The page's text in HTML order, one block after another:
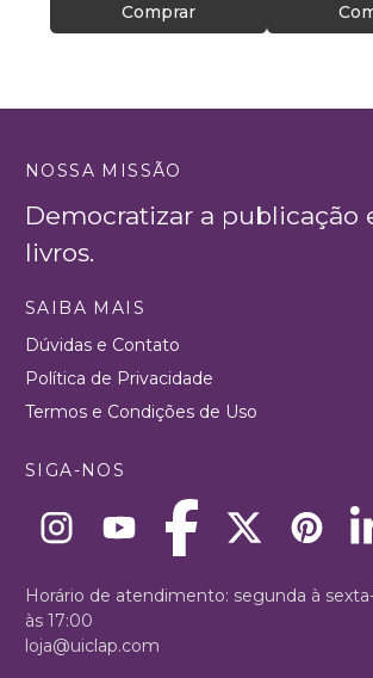
Comprar
NOSSA MISSÃO
Democratizar a publicação
livros.
SAIBA MAIS
Dúvidas e Contato
Política de Privacidade
Termos e Condições de Uso
SIGA-NOS
Horário de atendimento: segunda à
às 17:00
loja@uiclap.com